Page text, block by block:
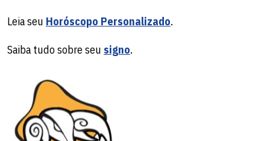
Leia seu Horóscopo Personalizado.
Saiba tudo sobre seu signo.